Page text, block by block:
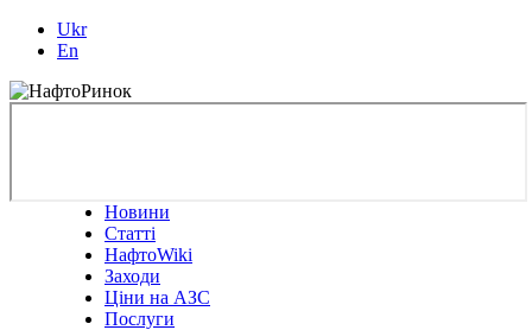
Ukr
En
Новини
Статті
НафтоWiki
Заходи
Ціни на АЗС
Послуги